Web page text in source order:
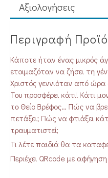
Aξιολογήσεις
Περιγραφή
Κάποτε ήταν ένας μικρός
ετοιμαζόταν να ζήσει τη
Χριστός γεννιόταν από
Του προσφέρει κάτι! Κάτι
το Θείο Βρέφος… Πώς να
πετάξει; Πώς να φτιάξει
τραυματιστεί;
Τι λέτε παιδιά θα τα
Περιέχει QRcode με